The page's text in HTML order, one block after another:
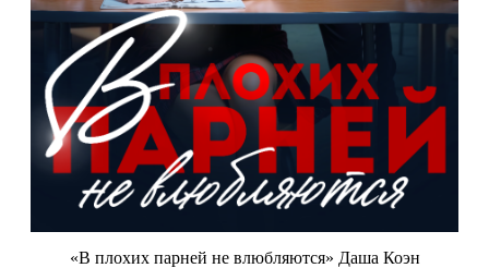
«В плохих парней не влюбляются» Даша Коэн